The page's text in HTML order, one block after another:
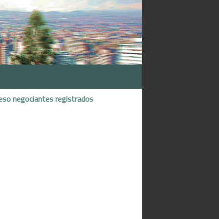
negociantes registrados